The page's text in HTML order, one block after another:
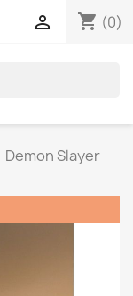
shopping_cart (0)

Demon Slayer